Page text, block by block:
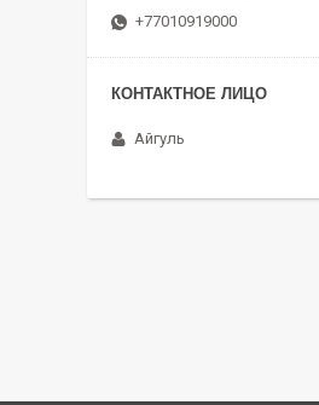
+77010919000
Айгуль